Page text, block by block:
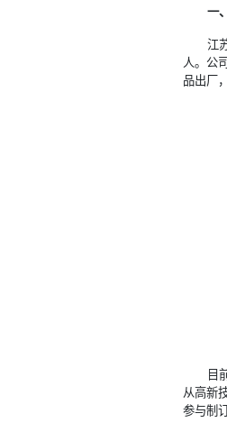
一
江
人。公
品出厂
目
从高新
参与制